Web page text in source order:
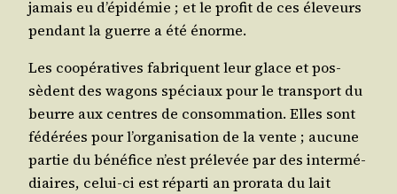
jamais eu d’é­pi­dé­mie ; et le pro­fit de ces éle­veurs
pen­dant la guerre a été énorme.
Les coopé­ra­tives fabriquent leur glace et pos­
sèdent des wagons spé­ciaux pour le trans­port du
beurre aux centres de consom­ma­tion. Elles sont
fédé­rées pour l’or­ga­ni­sa­tion de la vente ; aucune
par­tie du béné­fice n’est pré­le­vée par des inter­mé­
diaires, celui-ci est répar­ti an pro­ra­ta du lait